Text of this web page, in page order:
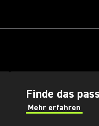
Finde das
Mehr erfahren